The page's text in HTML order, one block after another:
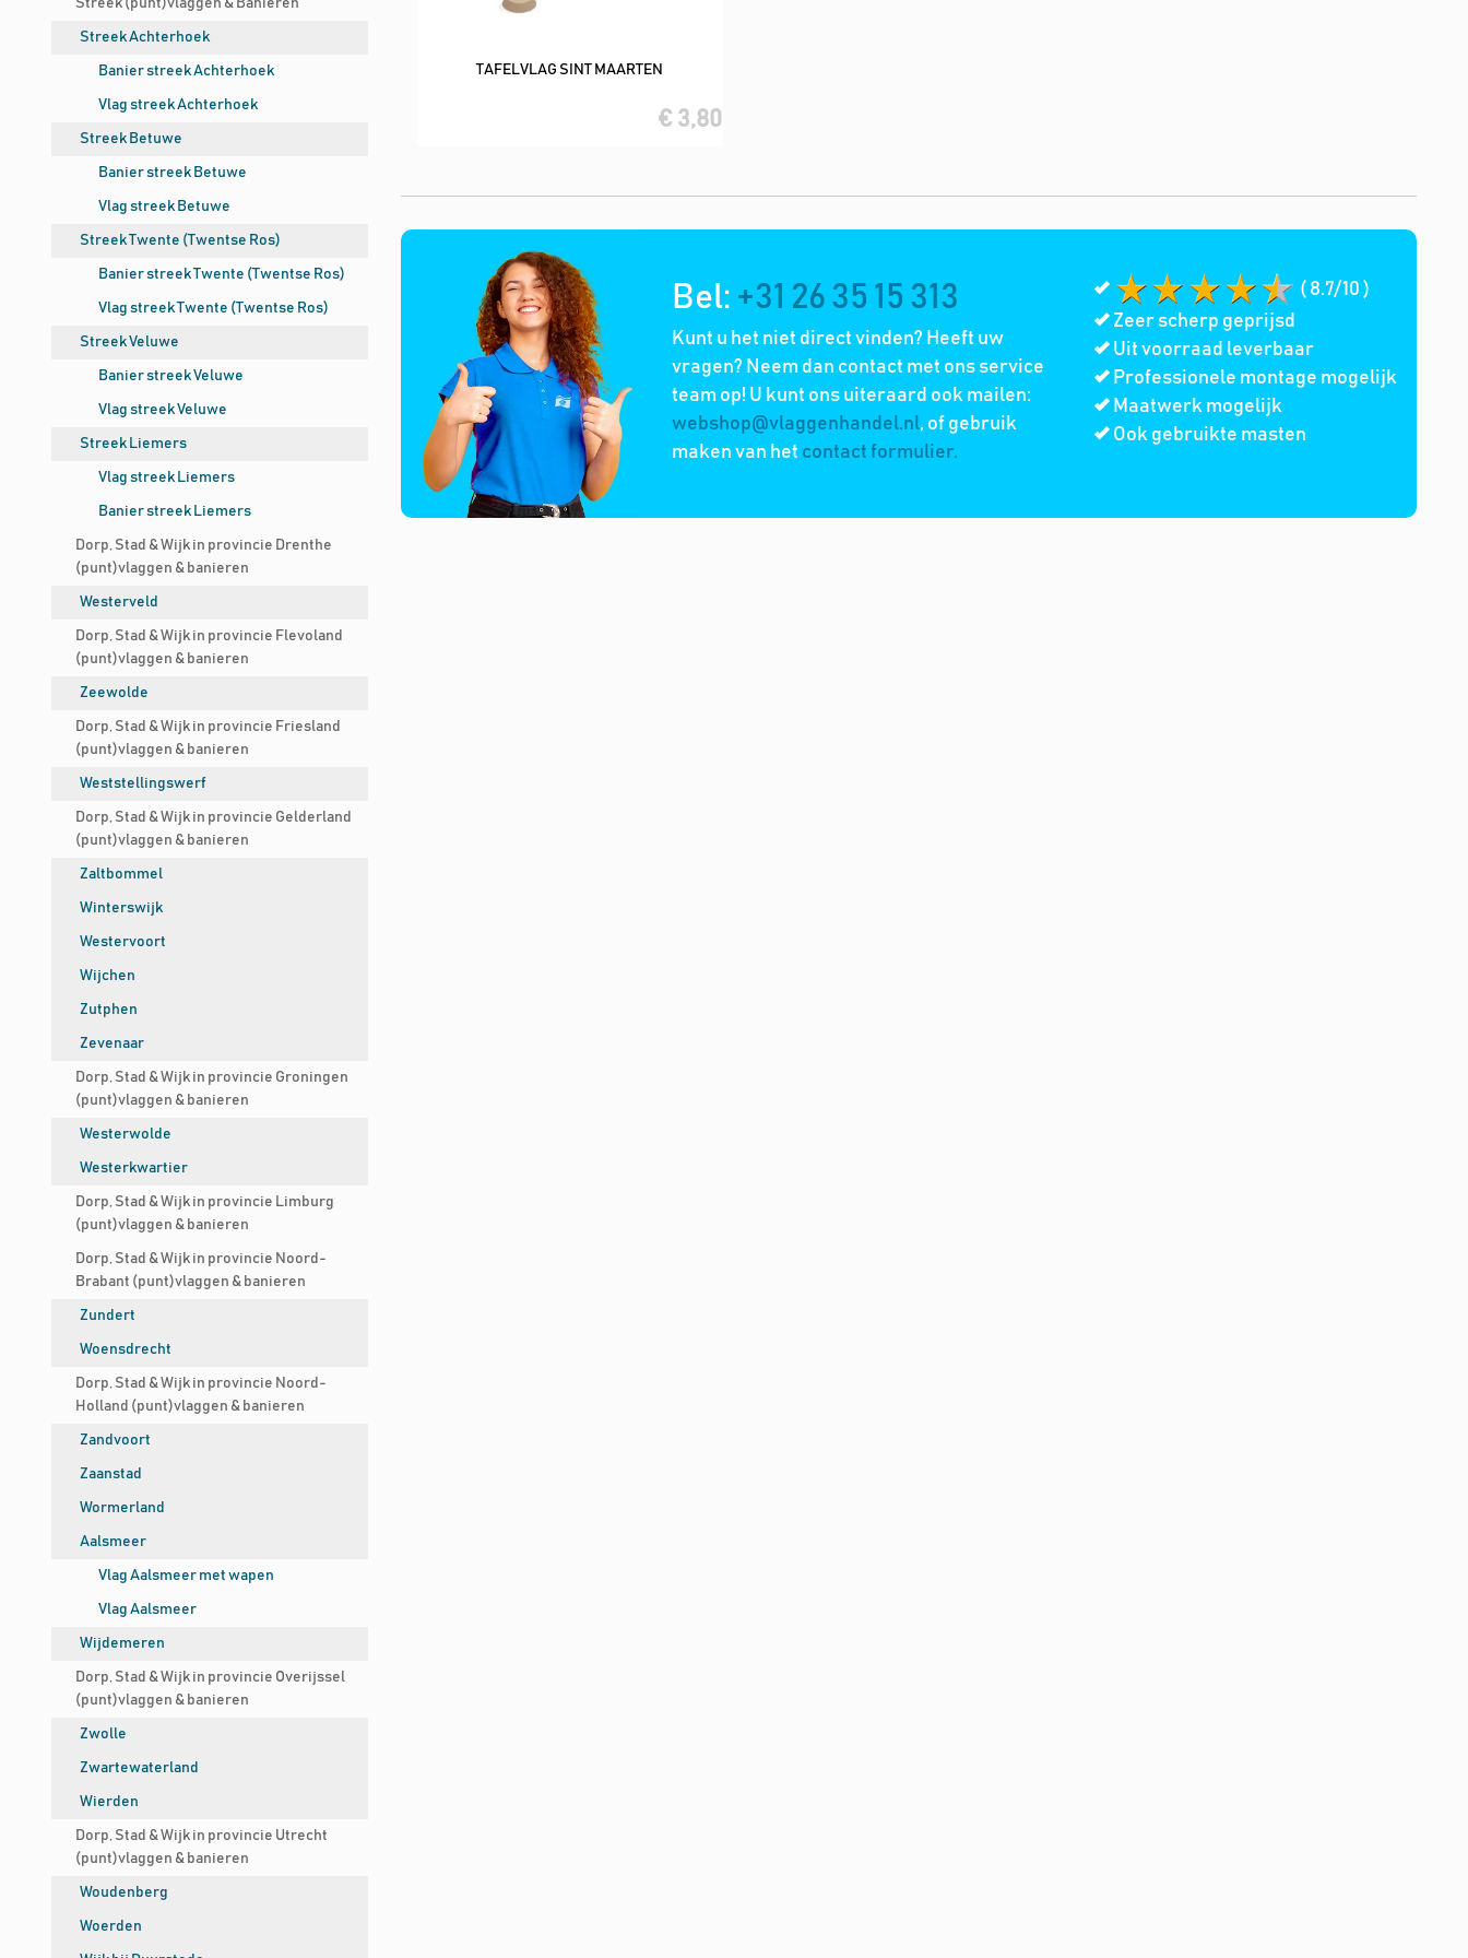
Streek (punt)vlaggen & Banieren
Streek Achterhoek
Banier streek Achterhoek
Vlag streek Achterhoek
Streek Betuwe
Banier streek Betuwe
Vlag streek Betuwe
Streek Twente (Twentse Ros)
Banier streek Twente (Twentse Ros)
Vlag streek Twente (Twentse Ros)
Streek Veluwe
Banier streek Veluwe
Vlag streek Veluwe
Streek Liemers
Vlag streek Liemers
Banier streek Liemers
Dorp, Stad & Wijk in provincie Drenthe
(punt)vlaggen & banieren
Westerveld
Dorp, Stad & Wijk in provincie Flevoland
(punt)vlaggen & banieren
Zeewolde
Dorp, Stad & Wijk in provincie Friesland
(punt)vlaggen & banieren
Weststellingswerf
Dorp, Stad & Wijk in provincie Gelderland
(punt)vlaggen & banieren
Zaltbommel
Winterswijk
Westervoort
Wijchen
Zutphen
Zevenaar
Dorp, Stad & Wijk in provincie Groningen
(punt)vlaggen & banieren
Westerwolde
Westerkwartier
Dorp, Stad & Wijk in provincie Limburg
(punt)vlaggen & banieren
Dorp, Stad & Wijk in provincie Noord-
Brabant (punt)vlaggen & banieren
Zundert
Woensdrecht
Dorp, Stad & Wijk in provincie Noord-
Holland (punt)vlaggen & banieren
Zandvoort
Zaanstad
Wormerland
Aalsmeer
Vlag Aalsmeer met wapen
Vlag Aalsmeer
Wijdemeren
Dorp, Stad & Wijk in provincie Overijssel
(punt)vlaggen & banieren
Zwolle
Zwartewaterland
Wierden
Dorp, Stad & Wijk in provincie Utrecht
(punt)vlaggen & banieren
Woudenberg
Woerden
In winkelwagen
TAFELVLAG SINT MAARTEN
€ 3,80
Bel: +31 26 35 15 313
Kunt u het niet direct vinden? Heeft uw
vragen? Neem dan contact met ons service
team op! U kunt ons uiteraard ook mailen:
webshop@vlaggenhandel.nl, of gebruik
maken van het contact formulier.
( 8.7/10 )
Zeer scherp geprijsd
Uit voorraad leverbaar
Professionele montage mogelijk
Maatwerk mogelijk
Ook gebruikte masten